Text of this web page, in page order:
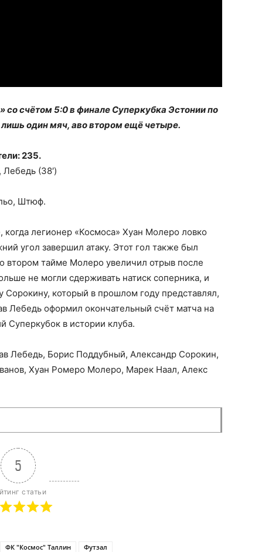
счётом 5:0 в финале Суперкубка Эстонии по
один мяч, аво втором ещё четыре.
235.
Лебедь (38′)
Штюф.
легионер «Космоса» Хуан Молеро ловко
угол завершил атаку. Этот гол также был
втором тайме Молеро увеличил отрыв после
не могли сдерживать натиск соперника, и
который в прошлом году представлял,
Лебедь оформил окончательный счёт матча на
Суперкубок в истории клуба.
Лебедь, Борис Поддубный, Александр Сорокин,
Хуан Ромеро Молеро, Марек Наал, Алекс
5
статьи
ФК "Космос" Таллин Футзал